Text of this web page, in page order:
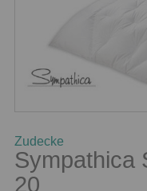
Zudecke
Sympathica
20